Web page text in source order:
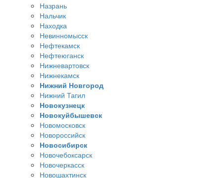
Назрань
Нальчик
Находка
Невинномысск
Нефтекамск
Нефтеюганск
Нижневартовск
Нижнекамск
Нижний Новгород
Нижний Тагил
Новокузнецк
Новокуйбышевск
Новомосковск
Новороссийск
Новосибирск
Новочебоксарск
Новочеркасск
Новошахтинск